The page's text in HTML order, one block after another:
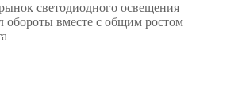
светодиодного освещения
обороты вместе с общим ростом